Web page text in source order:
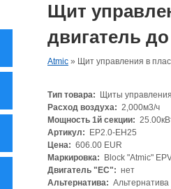
Щит
двигатель
Atmic » Щит управления в
Тип товара:
Щиты управления
Расход воздуха: 2,000м3/ч
Мощность 1й секции:
Артикул:
EP2.0-EH25
Цена: 606.00 EUR
Маркировка:
Block "Atmic"
Двигатель "ЕС": нет
Альтернатива: Альтернатива